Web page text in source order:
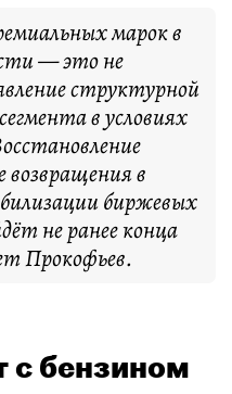
марок в
— это не
структурной
в условиях
возвращения в
биржевых
не ранее конца
Прокофьев.
с бензином